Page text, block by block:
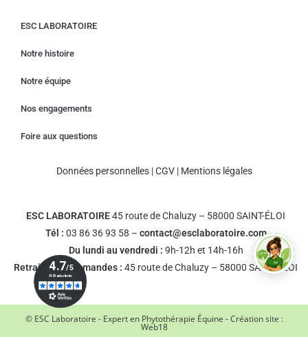
ESC LABORATOIRE
Notre histoire
Notre équipe
Nos engagements
Foire aux questions
Données personnelles|CGV| Mentions légales
ESC LABORATOIRE45 route de Chaluzy – 58000 SAINT-ÉLOI
Tél : 03 86 36 93 58 – contact@esclaboratoire.com
Du lundi au vendredi : 9h-12h et 14h-16h
Retrait des commandes :45 route de Chaluzy – 58000 SAINT-ÉLOI
© ESC Laboratoire - Expert en Phytothérapie Équine - Création site :
Web18